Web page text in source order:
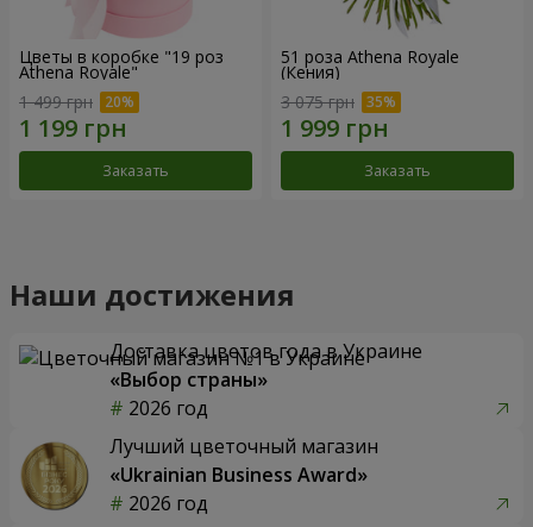
Цветы в коробке "19 роз
Athena Royale"
1 499 грн
Заказать
51 роза Athena Royale
(Кения)
3 075 грн
Заказать
Наши достижения
Доставка цветов года в Украине
«Выбор страны»
2026 год
Лучший цветочный магазин
«Ukrainian Business Award»
2026 год